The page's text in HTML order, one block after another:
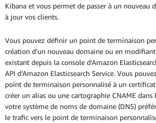
Kibana et vous permet de passer à un nouveau
à jour vos clients.
Vous pouvez définir un point de terminaison
création d'un nouveau domaine ou en
existant depuis la console d'Amazon
API d'Amazon Elasticsearch Service. Vous
point de terminaison personnalisé à un
créer un alias ou une cartographie CNAME dans
votre système de noms de domaine (DNS)
le trafic vers le point de terminaison